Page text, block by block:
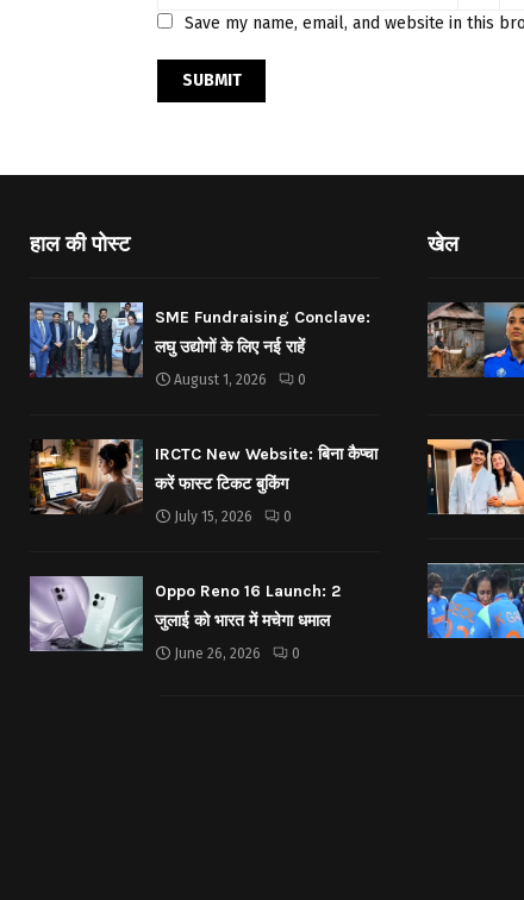
Save my name, email, and website in this
हाल की पोस्ट
SME Fundraising Conclave:
लघु उद्योगों के लिए नई राहें
August 1, 2026 0
IRCTC New Website: बिना कैप्चा
करें फास्ट टिकट बुकिंग
July 15, 2026 0
Oppo Reno 16 Launch: 2
जुलाई को भारत में मचेगा धमाल
June 26, 2026 0
खेल